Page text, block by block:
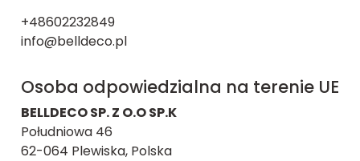
+48602232849
info@belldeco.pl
Osoba odpowiedzialna na terenie UE
BELLDECO SP. Z O.O SP.K
Południowa 46
62-064 Plewiska, Polska